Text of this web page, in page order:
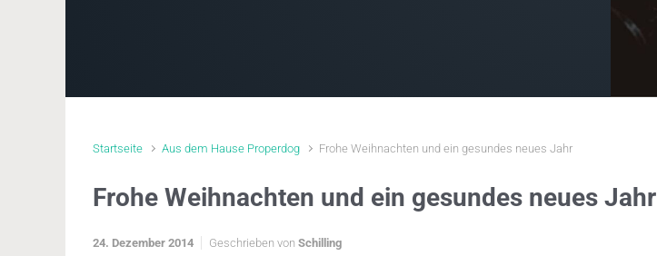
Startseite Aus dem Hause Properdog Frohe Weihnachten und ein gesundes neues Jahr
Frohe Weihnachten und ein gesundes neues Jahr
24. Dezember 2014 Geschrieben von Schilling